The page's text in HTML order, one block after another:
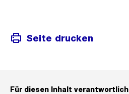
Seite drucken
Für diesen Inhalt verantwortlich